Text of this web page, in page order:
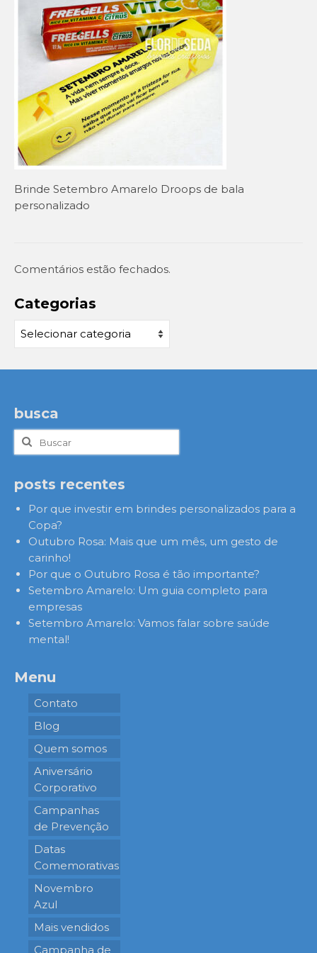
Setembro Amarelo
Outubro Rosa
Novembro Azul
Outras campanhas de prevenção
Copa do mundo 2026
Festa Caipira
QUEM SOMOS
Brinde Setembro Amarelo Droops de bala
personalizado
Comentários estão fechados.
Categorias
Categorias
busca
Buscar
por:
posts recentes
Por que investir em brindes personalizados para a
Copa?
Outubro Rosa: Mais que um mês, um gesto de
carinho!
Por que o Outubro Rosa é tão importante?
Setembro Amarelo: Um guia completo para
empresas
Setembro Amarelo: Vamos falar sobre saúde
mental!
Menu
Contato
Blog
Quem somos
Aniversário
Corporativo
Campanhas
de Prevenção
Datas
Comemorativas
Novembro
Azul
Mais vendidos
Campanha de